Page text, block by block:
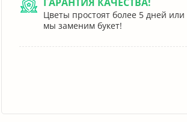
Цветы простоят более 5 дней или
мы заменим букет!